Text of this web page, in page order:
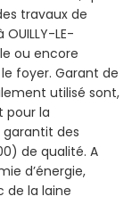
travaux de
LE-
ou encore
foyer. Garant de
utilisé sont,
pour la
garantit des
de qualité. A
d’énergie,
de la laine